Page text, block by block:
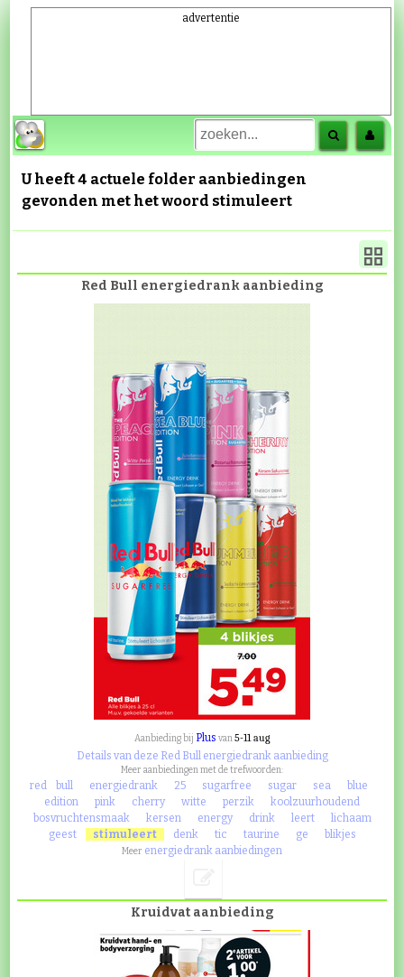
advertentie
U heeft 4 actuele folder aanbiedingen
gevonden met het woord stimuleert
Red Bull energiedrank aanbieding
Aanbieding bij Plus van5-11 aug
Details van deze Red Bull energiedrank aanbieding
Meer aanbiedingen met de trefwoorden:
red bull energiedrank 25 sugarfree sugar sea
blue
edition
pink cherry witte perzik
koolzuurhoudend
bosvruchtensmaak
kersen energy drink leert
lichaam
geest
stimuleert denk tic taurine ge blikjes
Meer energiedrank aanbiedingen
Kruidvat aanbieding